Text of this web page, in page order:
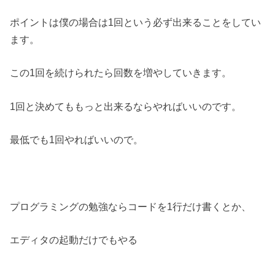
ポイントは僕の場合は1回という必ず出来ることをしてい
ます。
この1回を続けられたら回数を増やしていきます。
1回と決めてももっと出来るならやればいいのです。
最低でも1回やればいいので。
プログラミングの勉強ならコードを1行だけ書くとか、
エディタの起動だけでもやる